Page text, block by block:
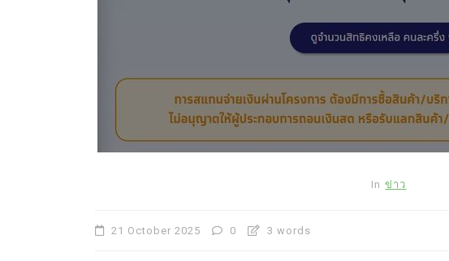
In ข่าว
21 October 2025 0 3 words